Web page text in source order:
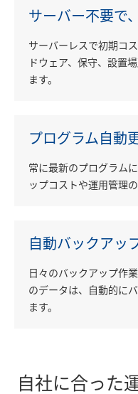
サーバー不要で、
サーバーレスで初期コ
ドウェア、保守、設置
ます。
プログラム自動
常に最新のプログラム
ップコストや運用管理
自動バックアッ
日々のバックアップ作
のデータは、自動的に
ます。
自社に合った